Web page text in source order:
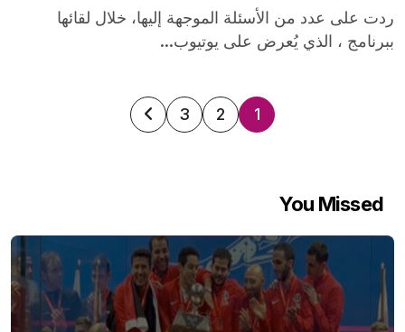
ردت على عدد من الأسئلة الموجهة إليها، خلال لقائها
ببرنامج ، الذي يُعرض على يوتيوب...
تعدد
1
2
3
You Missed